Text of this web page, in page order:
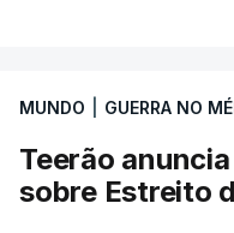
MUNDO GUERRA NO
Teerão
sobre Estreito